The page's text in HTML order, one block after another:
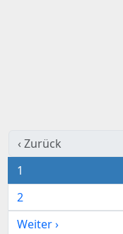
‹ Zurück
1
2
Weiter ›